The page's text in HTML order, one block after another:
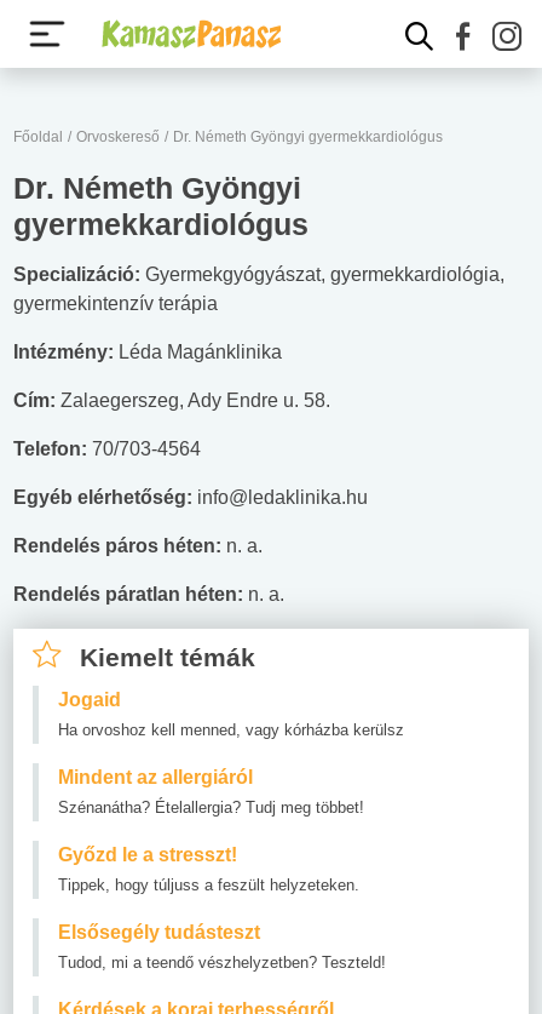
Főoldal / Orvoskereső / Dr. Németh Gyöngyi gyermekkardiológus
Dr. Németh Gyöngyi
gyermekkardiológus
Specializáció: Gyermekgyógyászat, gyermekkardiológia,
gyermekintenzív terápia
Intézmény: Léda Magánklinika
Cím: Zalaegerszeg, Ady Endre u. 58.
Telefon: 70/703-4564
Egyéb elérhetőség: info@ledaklinika.hu
Rendelés páros héten: n. a.
Rendelés páratlan héten: n. a.
Kiemelt témák
Jogaid
Ha orvoshoz kell menned, vagy kórházba kerülsz
Mindent az allergiáról
Szénanátha? Ételallergia? Tudj meg többet!
Győzd le a stresszt!
Tippek, hogy túljuss a feszült helyzeteken.
Elsősegély tudásteszt
Tudod, mi a teendő vészhelyzetben? Teszteld!
Kérdések a korai terhességről